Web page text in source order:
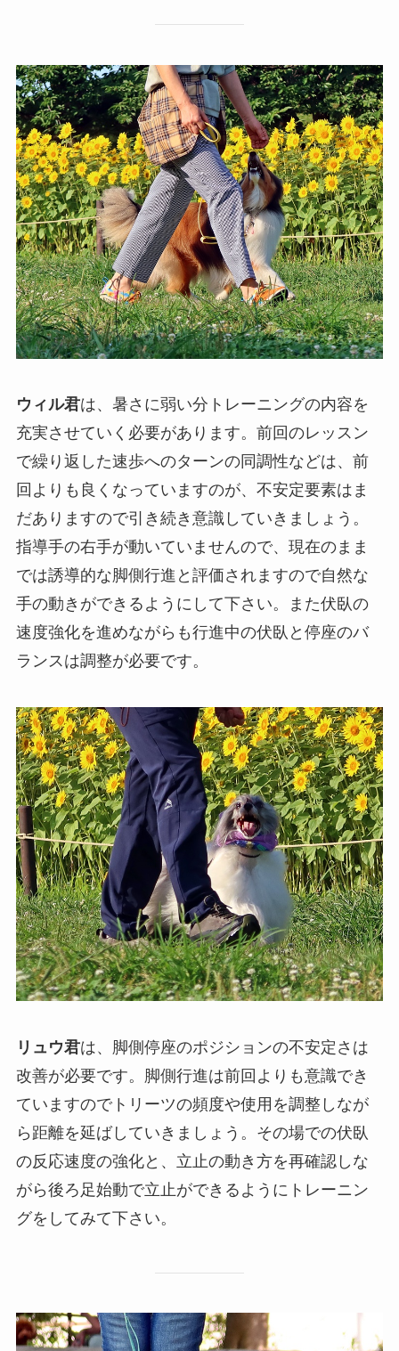
ウィル君は、暑さに弱い分トレーニングの内容を
充実させていく必要があります。前回のレッスン
で繰り返した速歩へのターンの同調性などは、前
回よりも良くなっていますのが、不安定要素はま
だありますので引き続き意識していきましょう。
指導手の右手が動いていませんので、現在のまま
では誘導的な脚側行進と評価されますので自然な
手の動きができるようにして下さい。また伏臥の
速度強化を進めながらも行進中の伏臥と停座のバ
ランスは調整が必要です。
リュウ君は、脚側停座のポジションの不安定さは
改善が必要です。脚側行進は前回よりも意識でき
ていますのでトリーツの頻度や使用を調整しなが
ら距離を延ばしていきましょう。その場での伏臥
の反応速度の強化と、立止の動き方を再確認しな
がら後ろ足始動で立止ができるようにトレーニン
グをしてみて下さい。